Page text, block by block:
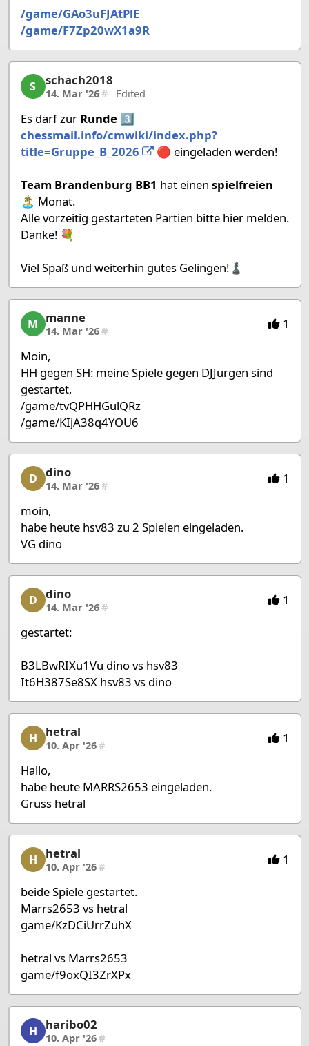
/game/GAo3uFJAtPlE
/game/F7Zp20wX1a9R
schach2018, 13/27, 14. Mar '26
S schach2018
14. Mar '26# Edited
Es darf zur Runde 3️⃣
chessmail.info/cmwiki/index.php?
title=Gruppe_B_2026
🔴 eingeladen werden!
Team Brandenburg BB1 hat einen spielfreien
🏝️ Monat.
Alle vorzeitig gestarteten Partien bitte hier melden.
Danke! 💐
Viel Spaß und weiterhin gutes Gelingen!♟️
manne, 14/27, 14. Mar '26
M manne
14. Mar '26# 1
Moin,
HH gegen SH: meine Spiele gegen DJJürgen sind
gestartet,
/game/tvQPHHGulQRz
/game/KIjA38q4YOU6
dino, 15/27, 14. Mar '26
D dino
14. Mar '26# 1
moin,
habe heute hsv83 zu 2 Spielen eingeladen.
VG dino
dino, 16/27, 14. Mar '26
D dino
14. Mar '26# 1
gestartet:
B3LBwRIXu1Vu dino vs hsv83
It6H387Se8SX hsv83 vs dino
hetral, 17/27, 10. Apr '26
H hetral
10. Apr '26# 1
Hallo,
habe heute MARRS2653 eingeladen.
Gruss hetral
hetral, 18/27, 10. Apr '26
H hetral
10. Apr '26# 1
beide Spiele gestartet.
Marrs2653 vs hetral
game/KzDCiUrrZuhX
hetral vs Marrs2653
game/f9oxQI3ZrXPx
haribo02, 19/27, 10. Apr '26
H haribo02
10. Apr '26#